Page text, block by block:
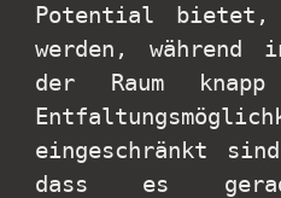
Potential
werden, während
der Raum
eingeschränkt
dass es